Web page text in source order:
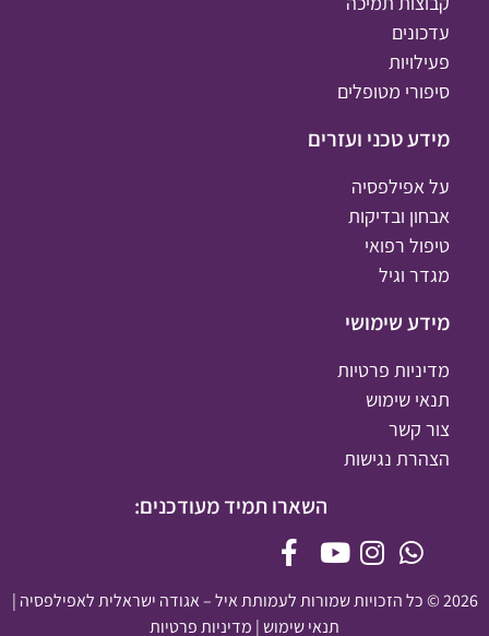
עדכונים
פעילויות
סיפורי מטופלים
מידע טכני ועזרים
על אפילפסיה
אבחון ובדיקות
טיפול רפואי
מגדר וגיל
מידע שימושי
מדיניות פרטיות
תנאי שימוש
צור קשר
הצהרת נגישות
השארו תמיד מעודכנים:
2026 © כל הזכויות שמורות לעמותת איל – אגודה ישראלית לאפילפסיה |
תנאי שימוש| מדיניות פרטיות